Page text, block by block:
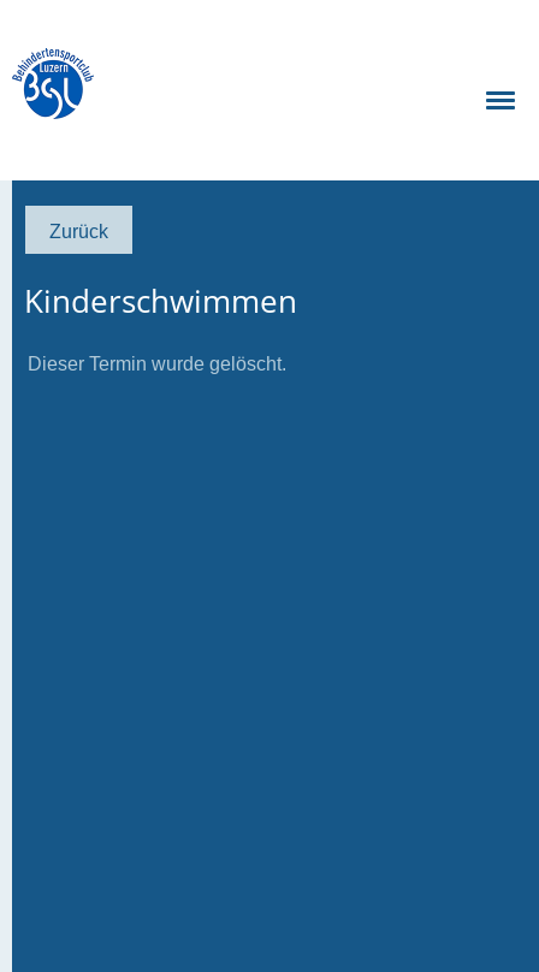
Zurück
Kinderschwimmen
Dieser Termin wurde gelöscht.